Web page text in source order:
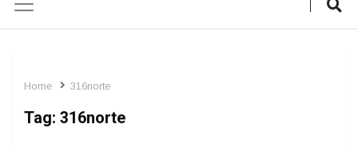
Home 316norte
Tag: 316norte